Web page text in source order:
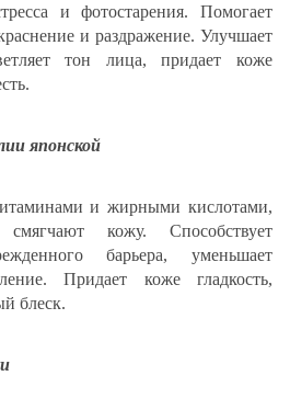
и фотостарения. Помогает
и раздражение. Улучшает
тон лица, придает коже
японской
и жирными кислотами,
кожу. Способствует
барьера, уменьшает
Придает коже гладкость,
блеск.